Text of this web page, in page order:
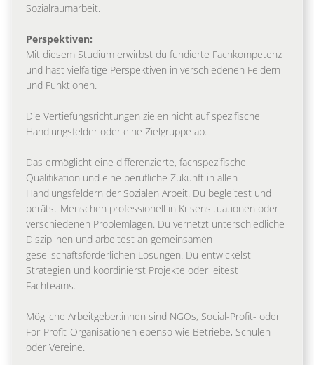
Sozialraumarbeit.
Perspektiven:
Mit diesem Studium erwirbst du fundierte Fachkompetenz
und hast vielfältige Perspektiven in verschiedenen Feldern
und Funktionen.
Die Vertiefungsrichtungen zielen nicht auf spezifische
Handlungsfelder oder eine Zielgruppe ab.
Das ermöglicht eine differenzierte, fachspezifische
Qualifikation und eine berufliche Zukunft in allen
Handlungsfeldern der Sozialen Arbeit. Du begleitest und
berätst Menschen professionell in Krisensituationen oder
verschiedenen Problemlagen. Du vernetzt unterschiedliche
Disziplinen und arbeitest an gemeinsamen
gesellschaftsförderlichen Lösungen. Du entwickelst
Strategien und koordinierst Projekte oder leitest
Fachteams.
Mögliche Arbeitgeber:innen sind NGOs, Social-Profit- oder
For-Profit-Organisationen ebenso wie Betriebe, Schulen
oder Vereine.